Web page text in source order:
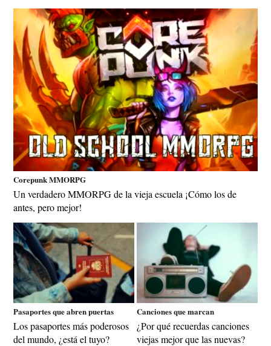
Corepunk MMORPG
Un verdadero MMORPG de la vieja escuela ¡Cómo los de
antes, pero mejor!
Pasaportes que abren puertas
Los pasaportes más poderosos
del mundo, ¿está el tuyo?
Canciones que marcan
¿Por qué recuerdas canciones
viejas mejor que las nuevas?